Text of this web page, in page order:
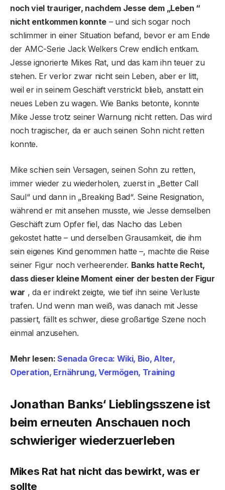
noch viel trauriger, nachdem Jesse dem „Leben “
nicht entkommen konnte– und sich sogar noch
schlimmer in einer Situation befand, bevor er am Ende
der AMC-Serie Jack Welkers Crew endlich entkam.
Jesse ignorierte Mikes Rat, und das kam ihn teuer zu
stehen. Er verlor zwar nicht sein Leben, aber er litt,
weil er in seinem Geschäft verstrickt blieb, anstatt ein
neues Leben zu wagen. Wie Banks betonte, konnte
Mike Jesse trotz seiner Warnung nicht retten. Das wird
noch tragischer, da er auch seinen Sohn nicht retten
konnte.
Mike schien sein Versagen, seinen Sohn zu retten,
immer wieder zu wiederholen, zuerst in „Better Call
Saul“ und dann in „Breaking Bad“. Seine Resignation,
während er mit ansehen musste, wie Jesse demselben
Geschäft zum Opfer fiel, das Nacho das Leben
gekostet hatte – und derselben Grausamkeit, die ihm
sein eigenes Kind genommen hatte –, machte die Reise
seiner Figur noch verheerender. Banks hatte Recht,
dass dieser kleine Moment einer der besten der Figur
war , da er indirekt zeigte, wie tief ihn seine Verluste
trafen. Und wenn man weiß, was danach mit Jesse
passiert, fällt es schwer, diese großartige Szene noch
einmal anzusehen.
Mehr lesen:Senada Greca: Wiki, Bio, Alter,
Operation, Ernährung, Vermögen, Training
Jonathan Banks‘ Lieblingsszene ist
beim erneuten Anschauen noch
schwieriger wiederzuerleben
Mikes Rat hat nicht das bewirkt, was er
sollte